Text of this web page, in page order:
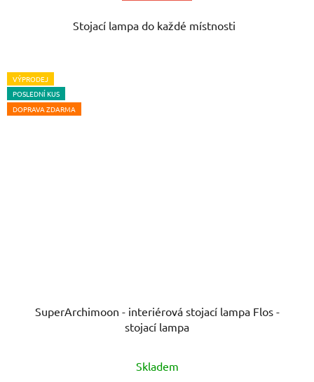
hvězdiček.
Stojací lampa do každé místnosti
VÝPRODEJ
POSLEDNÍ KUS
DOPRAVA ZDARMA
SuperArchimoon - interiérová stojací lampa Flos -
stojací lampa
Skladem